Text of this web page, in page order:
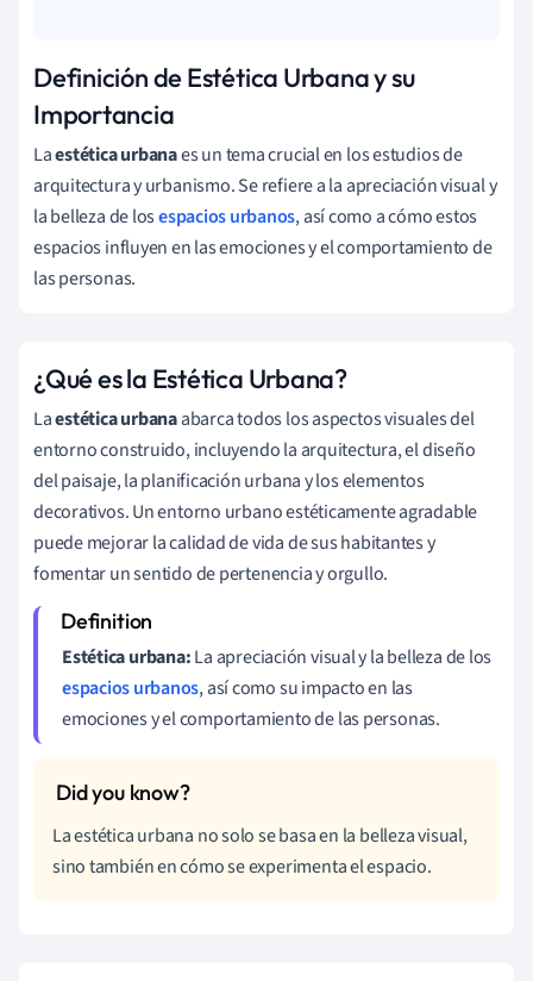
Definición de Estética Urbana y su
Importancia
Laestética urbanaes un tema crucial en los estudios de
arquitectura y urbanismo. Se refiere a la apreciación visual y
la belleza de losespacios urbanos, así como a cómo estos
espacios influyen en las emociones y el comportamiento de
las personas.
¿Qué es la Estética Urbana?
Laestética urbanaabarca todos los aspectos visuales del
entorno construido, incluyendo la arquitectura, el diseño
del paisaje, la planificación urbana y los elementos
decorativos. Un entorno urbano estéticamente agradable
puede mejorar la calidad de vida de sus habitantes y
fomentar un sentido de pertenencia y orgullo.
Estética urbana:La apreciación visual y la belleza de los
espacios urbanos, así como su impacto en las
emociones y el comportamiento de las personas.
La estética urbana no solo se basa en la belleza visual,
sino también en cómo se experimenta el espacio.